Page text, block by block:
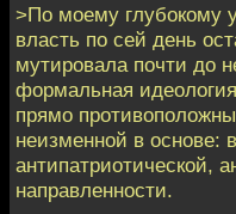
>По моему глубокому
власть по сей день
мутировала почти до
формальная
прямо
неизменной в основе:
антипатриотической,
направленности.